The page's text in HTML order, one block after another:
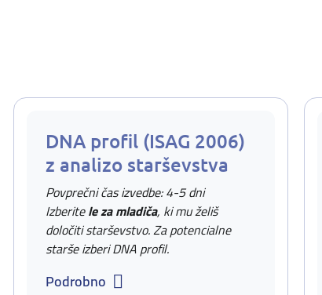
DNA profil (ISAG 2006)
z analizo starševstva
Povprečni čas izvedbe: 4-5 dni
Izberitele za mladiča, ki mu želiš
določiti starševstvo. Za potencialne
starše izberi DNA profil.
Podrobno